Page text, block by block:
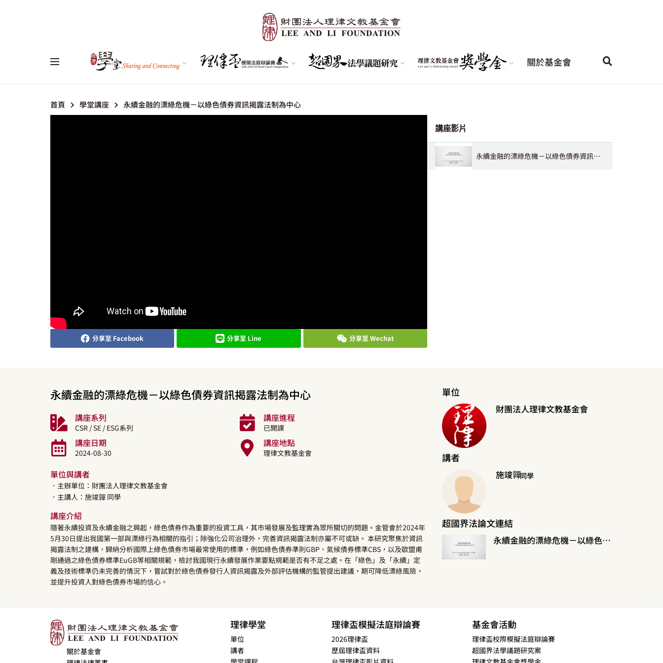
關於基金會
首頁 學堂講座 永續金融的漂綠危機－以綠色債券資訊揭露法制為中心
講座影片
永續金融的漂綠危機－以綠色債券資訊揭露法制為中心 施竣嚲
分享至 Facebook 分享至 Line 分享至 Wechat
永續金融的漂綠危機－以綠色債券資訊揭露法制為中心
講座系列
CSR / SE / ESG系列
講座進程
已開課
講座日期
2024-08-30
講座地點
理律文教基金會
單位與講者
．主辦單位：財團法人理律文教基金會
．主講人： 施竣嚲 同學
講座介紹
隨著永續投資及永續金融之興起，綠色債券作為重要的投資工具，其市場發展及監理實為眾所關切的問題。金管會於2024年
5月30日提出我國第一部與漂綠行為相關的指引；除強化公司治理外，完善資訊揭露法制亦屬不可或缺。 本研究聚焦於資訊
揭露法制之建構，歸納分析國際上綠色債券市場最常使用的標準，例如綠色債券準則GBP、氣候債券標準CBS，以及歐盟甫
剛通過之綠色債券標準EuGB等相關規範，檢討我國現行永續發展作業要點規範是否有不足之處。在「綠色」及「永續」定
義及技術標準仍未完善的情況下，嘗試對於綠色債券發行人資訊揭露及外部評估機構的監管提出建議，期可降低漂綠風險，
並提升投資人對綠色債券市場的信心。
單位
財團法人理律文教基金會
講者
施竣嚲同學
超國界法論文連結
永續金融的漂綠危機－以綠色債券資訊揭露法制為中心
關於基金會
理律學堂
單位
講者
理律盃模擬法庭辯論賽
2026理律盃
歷屆理律盃資料
基金會活動
理律盃校際模擬法庭辯論賽
超國界法學議題研究案